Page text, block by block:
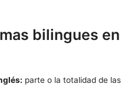
bilingues en
parte o la totalidad de las